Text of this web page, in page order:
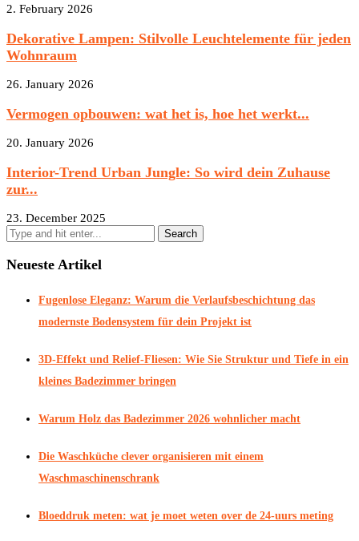
2. February 2026
Dekorative Lampen: Stilvolle Leuchtelemente für jeden
Wohnraum
26. January 2026
Vermogen opbouwen: wat het is, hoe het werkt...
20. January 2026
Interior-Trend Urban Jungle: So wird dein Zuhause
zur...
23. December 2025
Neueste Artikel
Fugenlose Eleganz: Warum die Verlaufsbeschichtung das
modernste Bodensystem für dein Projekt ist
3D-Effekt und Relief-Fliesen: Wie Sie Struktur und Tiefe in ein
kleines Badezimmer bringen
Warum Holz das Badezimmer 2026 wohnlicher macht
Die Waschküche clever organisieren mit einem
Waschmaschinenschrank
Bloeddruk meten: wat je moet weten over de 24-uurs meting